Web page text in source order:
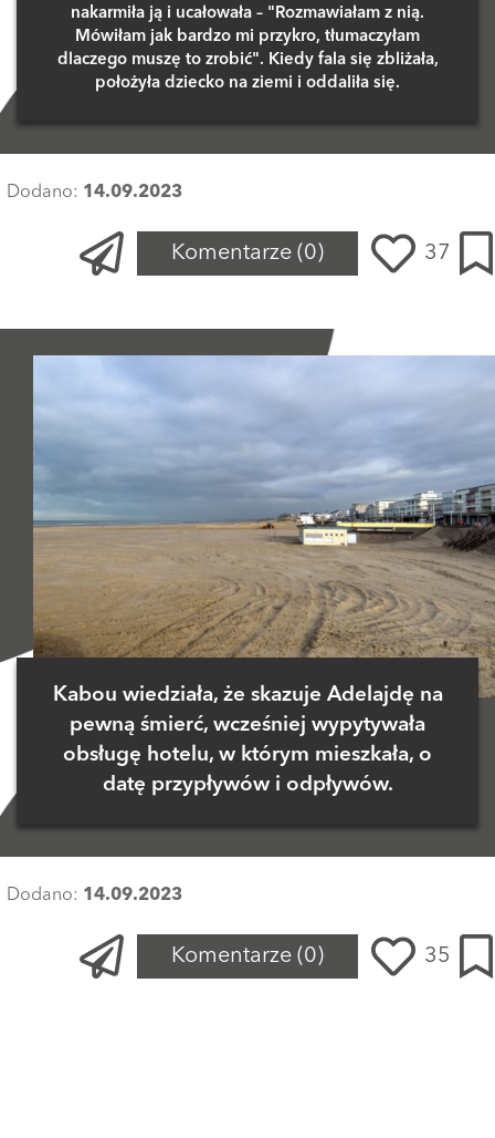
nakarmiła ją i ucałowała – "Rozmawiałam z nią.
Mówiłam jak bardzo mi przykro, tłumaczyłam
dlaczego muszę to zrobić". Kiedy fala się zbliżała,
położyła dziecko na ziemi i oddaliła się.
Dodano: 14.09.2023
Komentarze (0) 37
Kabou wiedziała, że skazuje Adelajdę na
pewną śmierć, wcześniej wypytywała
obsługę hotelu, w którym mieszkała, o
datę przypływów i odpływów.
Dodano: 14.09.2023
Komentarze (0) 35